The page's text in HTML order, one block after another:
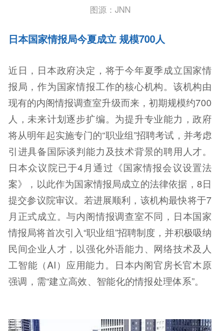
图源：JNN
日本国家情报局今夏成立 规模700人
近日，日本政府决定，将于今年夏季成立国家情
报局，作为国家情报工作的核心机构。该机构由
现有的内阁情报调查室升级而来，初期规模约700
人，未来计划逐步扩编。为提升专业能力，政府
将从明年起实施专门的“职业组”招聘考试，并考虑
引进具备国际谈判能力及技术背景的聘用人才。
日本众议院已于4月通过《国家情报会议设置法
案》，以此作为国家情报局成立的法律依据，8日
提交参议院审议。若进展顺利，该机构最快将于7
月正式成立。与内阁情报调查室不同，日本国家
情报局将首次引入“职业组”招聘制度，并积极吸纳
民间企业人才，以强化外语能力、网络技术及人
工智能（AI）应用能力。日本内阁官房长官木原
强调，需“建立高效、智能化的情报处理体系”。